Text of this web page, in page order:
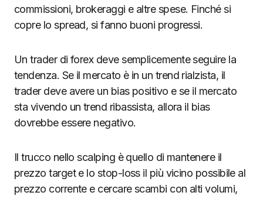
commissioni, brokeraggi e altre spese. Finché si
copre lo spread, si fanno buoni progressi.
Un trader di forex deve semplicemente seguire la
tendenza. Se il mercato è in un trend rialzista, il
trader deve avere un bias positivo e se il mercato
sta vivendo un trend ribassista, allora il bias
dovrebbe essere negativo.
Il trucco nello scalping è quello di mantenere il
prezzo target e lo stop-loss il più vicino possibile al
prezzo corrente e cercare scambi con alti volumi,